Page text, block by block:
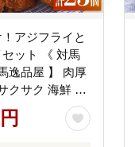
アジフライと
ット 《 対馬
逸品屋 】 肉厚
クサク 海鮮 簡
[WAF024]